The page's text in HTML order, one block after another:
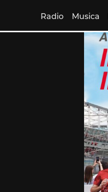
Radio Musica